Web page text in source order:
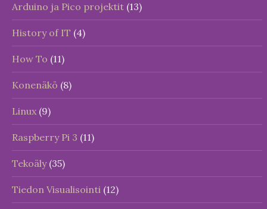
Arduino ja Pico projektit (13)
History of IT (4)
How To (11)
Konenäkö (8)
Linux (9)
Raspberry Pi 3 (11)
Tekoäly(35)
Tiedon Visualisointi (12)